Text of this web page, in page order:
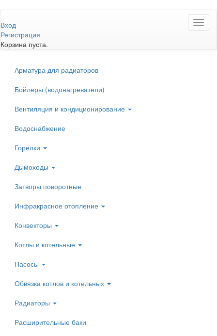
к
основному
содержанию
Вход
Регистрация
Корзина пуста.
Арматура для радиаторов
Бойлеры (водонагреватели)
Вентиляция и кондиционирование
Водоснабжение
Горелки
Дымоходы
Затворы поворотные
Инфракрасное отопление
Конвекторы
Котлы и котельные
Насосы
Обвязка котлов и котельных
Радиаторы
Расширительные баки